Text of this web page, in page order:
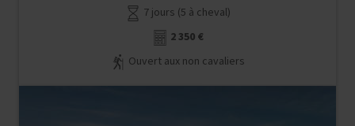
7 jours (5 à cheval)
2 350 €
Ouvert aux non cavaliers